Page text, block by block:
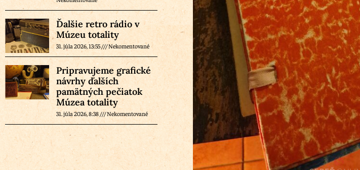
Ďalšie retro rádio v
Múzeu totality
31. júla 2026, 13:55 Nekomentované
Pripravujeme grafické
návrhy ďalších
pamätných pečiatok
Múzea totality
31. júla 2026, 8:38 Nekomentované